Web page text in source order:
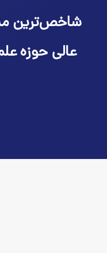
شاخص‌ترین
عالی حوزه